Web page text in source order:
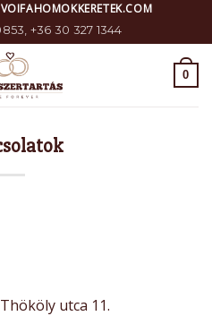
+36 30 327 1344
0
utca 11.